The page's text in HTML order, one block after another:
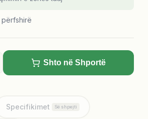
përfshirë
Shto në Shportë
Specifikimet Së shpejti